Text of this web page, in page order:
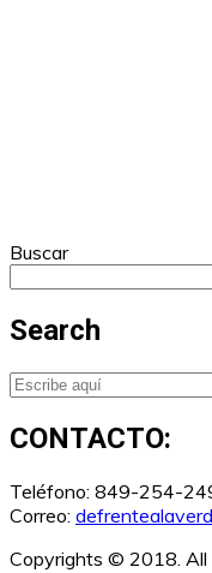
Buscar
Search
CONTACTO:
Teléfono: 849-254-
Correo:
Copyrights © 2018. All